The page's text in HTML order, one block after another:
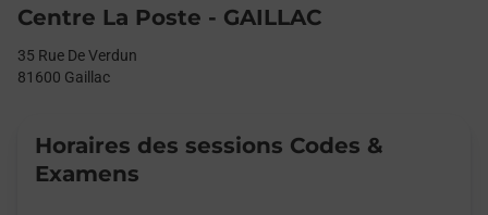
Centre La Poste - GAILLAC
35 Rue De Verdun
81600 Gaillac
Horaires des sessions Codes &
Examens